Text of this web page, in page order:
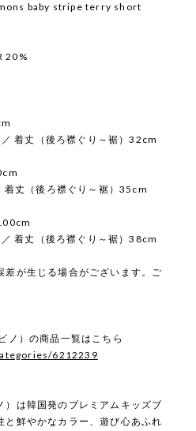
baby stripe terry short
20%
着丈（後ろ襟ぐり～裾）32cm
丈（後ろ襟ぐり～裾）35cm
着丈（後ろ襟ぐり～裾）38cm
が生じる場合がございます。ご
ノ）の商品一覧はこちら
6212239
）は韓国発のプレミアムキッズブ
と鮮やかなカラー、遊び心あふれ